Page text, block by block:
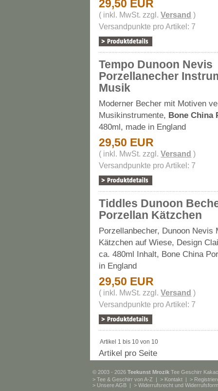
29,50 EUR
( inkl. MwSt. zzgl.Versand )
Versandpunkte pro Artikel: 7
Tempo Dunoon Nevis
Porzellanecher
Musik
Moderner Becher mit Motiven
Musikinstrumente, Bone China
480ml, made in England
29,50 EUR
( inkl. MwSt. zzgl.Versand )
Versandpunkte pro Artikel: 7
Tiddles Dunoon
Porzellan Kätzchen
Porzellanbecher, Dunoon Nevis
Kätzchen auf Wiese, Design
ca. 480ml Inhalt, Bone China
in England
29,50 EUR
( inkl. MwSt. zzgl.Versand )
Versandpunkte pro Artikel: 7
Artikel 1 bis 10 von 10
Artikel pro Seite
© 2003 - 2026 Teekunst Mrozik Tee Geschirr
> Tee & Geschirr von A-Z | > Kontakt | >
> Unsere AGB | > Widerrufsrecht und